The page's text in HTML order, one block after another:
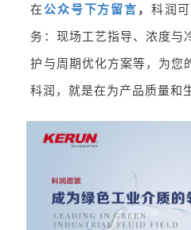
在公众号下方留言 ， 科润
务：现场工艺指导、浓度与
护与周期优化方案等，为您
科润，就是在为产品质量和